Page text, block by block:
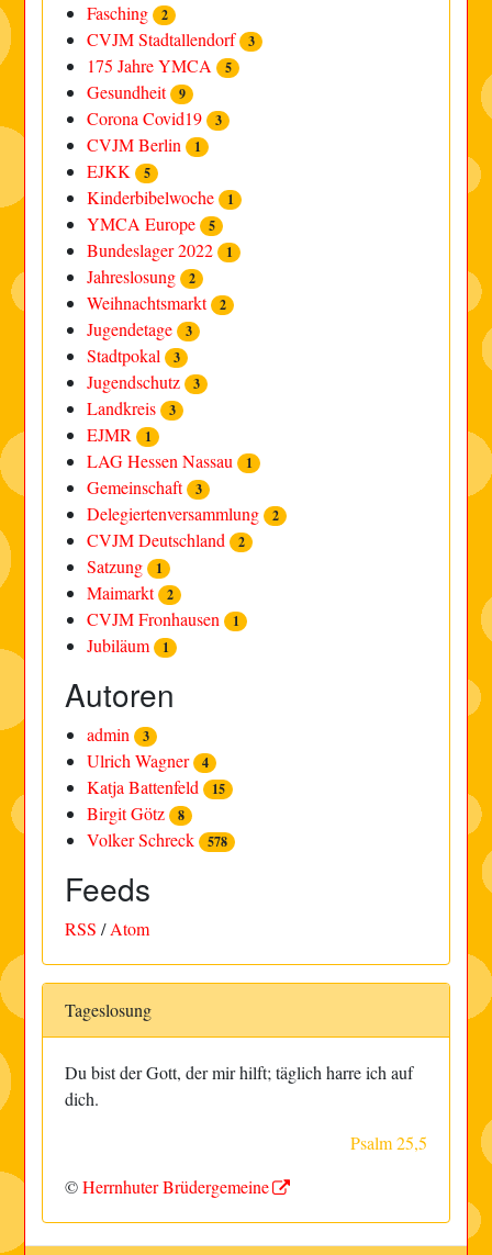
Fasching 2
CVJM Stadtallendorf 3
175 Jahre YMCA 5
Gesundheit 9
Corona Covid19 3
CVJM Berlin 1
EJKK 5
Kinderbibelwoche 1
YMCA Europe 5
Bundeslager 2022 1
Jahreslosung 2
Weihnachtsmarkt 2
Jugendetage 3
Stadtpokal 3
Jugendschutz 3
Landkreis 3
EJMR 1
LAG Hessen Nassau 1
Gemeinschaft 3
Delegiertenversammlung 2
CVJM Deutschland 2
Satzung 1
Maimarkt 2
CVJM Fronhausen 1
Jubiläum 1
Autoren
admin 3
Ulrich Wagner 4
Katja Battenfeld 15
Birgit Götz 8
Volker Schreck 578
Feeds
RSS /Atom
Tageslosung
Du bist der Gott, der mir hilft; täglich harre ich auf
dich.
Psalm 25,5
©Herrnhuter Brüdergemeine